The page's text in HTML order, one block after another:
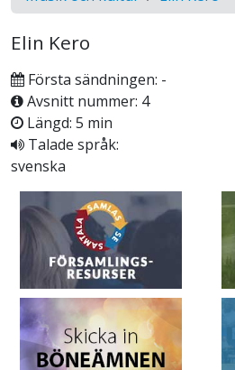
Elin Kero
Första sändningen: -
Avsnitt nummer: 4
Längd: 5 min
Talade språk:
svenska